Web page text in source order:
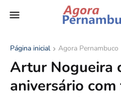
Página inicial Agora Pernambuco
Artur Nogueira
aniversário com